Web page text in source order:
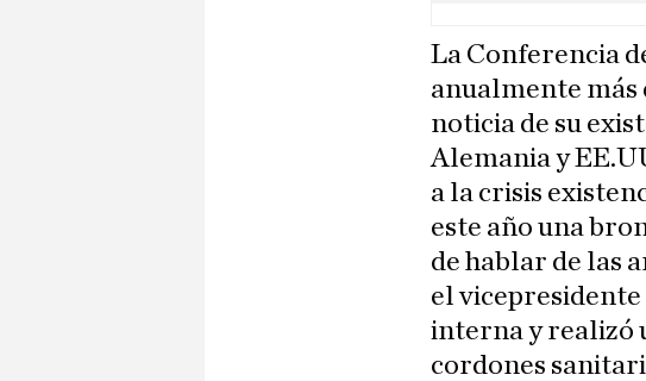
La Conferencia
anualmente más
noticia de su
Alemania y
a la crisis
este año una
de hablar de las
el
interna y realizó
cordones